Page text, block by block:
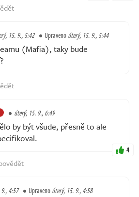
15. 9., 5:42 Upravenoúterý, 15. 9., 5:44
(Mafia), taky bude
úterý, 15. 9., 6:49
by být všude, přesně to ale
4
4:57 Upravenoúterý, 15. 9., 4:58